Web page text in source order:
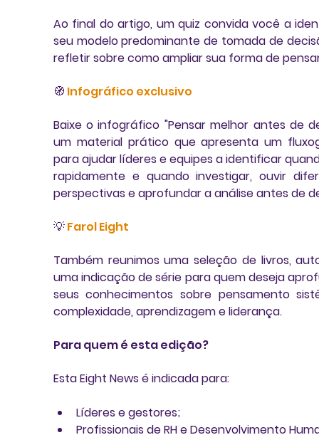
Ao final do artigo, um quiz convida você a
seu modelo predominante de tomada de
refletir sobre como ampliar sua forma de
🧭 Infográfico exclusivo
Baixe o infográfico "Pensar melhor antes de
um material prático que apresenta um
para ajudar líderes e equipes a identificar
rapidamente e quando investigar, ouvir
perspectivas e aprofundar a análise antes de
💡 Farol Eight
Também reunimos uma seleção de livros,
uma indicação de série para quem deseja
seus conhecimentos sobre pensamento
complexidade, aprendizagem e liderança.
Para quem é esta edição?
Esta Eight News é indicada para:
Líderes e gestores;
Profissionais de RH e Desenvolvimento